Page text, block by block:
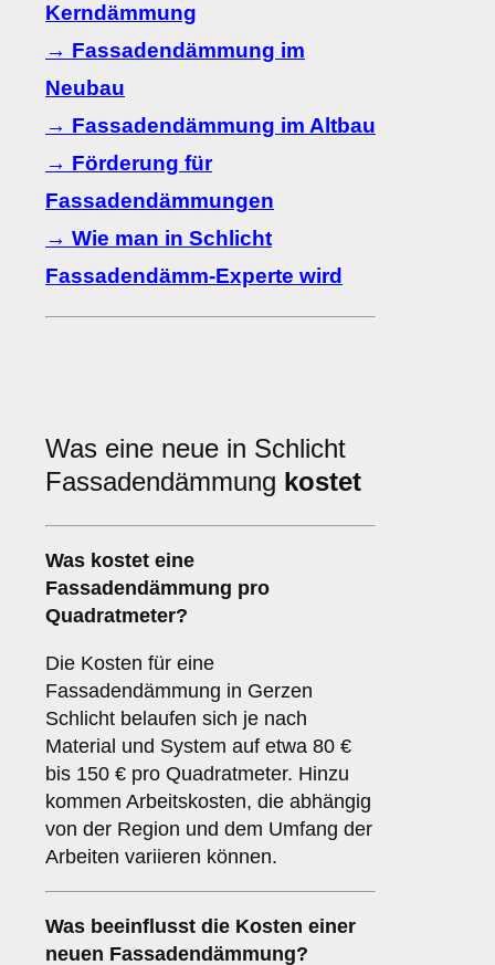
Kerndämmung
→ Fassadendämmung im
Neubau
→ Fassadendämmung im Altbau
→ Förderung für
Fassadendämmungen
→ Wie man in Schlicht
Fassadendämm-Experte wird
Was eine neue in Schlicht
Fassadendämmung kostet
Was kostet eine
Fassadendämmung pro
Quadratmeter?
Die Kosten für eine
Fassadendämmung in Gerzen
Schlicht belaufen sich je nach
Material und System auf etwa 80 €
bis 150 € pro Quadratmeter. Hinzu
kommen Arbeitskosten, die abhängig
von der Region und dem Umfang der
Arbeiten variieren können.
Was beeinflusst die Kosten einer
neuen Fassadendämmung?